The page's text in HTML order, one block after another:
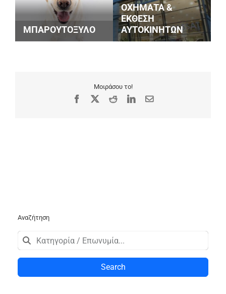
ΜΠΑΡΟΥΤΟΞΥΛΟ
ΟΧΗΜΑΤΑ &
ΕΚΘΕΣΗ
ΑΥΤΟΚΙΝΗΤΩΝ
Μοιράσου το!
Facebook RedditLinkedIn
Email
Αναζήτηση
Search